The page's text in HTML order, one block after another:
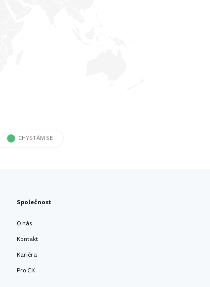
CHYSTÁM SE
Společnost
O nás
Kontakt
Kariéra
Pro CK